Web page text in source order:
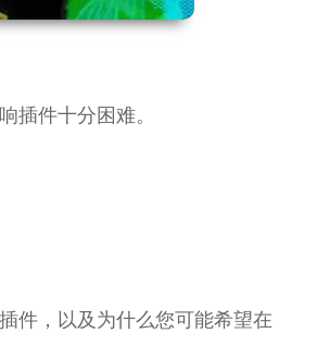
插件十分困难。
件，以及为什么您可能希望在